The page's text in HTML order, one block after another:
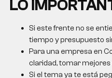
LO
Si este frente no se
tiempo y presupuesto
Para una empresa en
claridad, tomar
Si el tema ya te está